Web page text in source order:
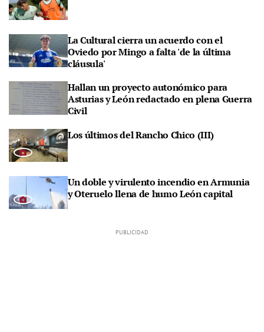
La Cultural cierra un acuerdo con el
Oviedo por Mingo a falta 'de la última
cláusula'
Hallan un proyecto autonómico para
Asturias y León redactado en plena Guerra
Civil
Los últimos del Rancho Chico (III)
Un doble y virulento incendio en Armunia
y Oteruelo llena de humo León capital